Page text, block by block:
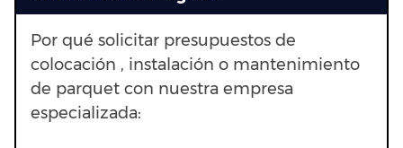
Por qué solicitar presupuestos de
colocación , instalación o mantenimiento
de parquet con nuestra empresa
especializada: